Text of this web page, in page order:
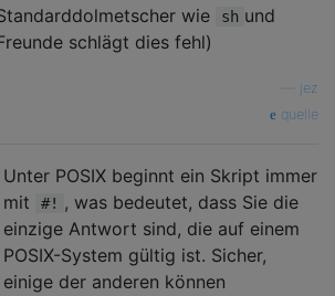
wie
sh und
schlägt dies fehl)
jez
quelle
Unter POSIX beginnt ein Skript immer
mit
#! , was bedeutet, dass Sie die
einzige Antwort sind, die auf einem
POSIX-System gültig ist. Sicher,
einige der anderen können